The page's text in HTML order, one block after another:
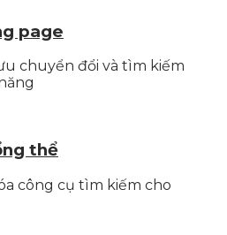
page
chuyển đổi và tìm kiếm
thể
công cụ tìm kiếm cho